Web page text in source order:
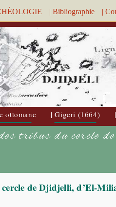
| Bibliographie |
ottomane | Gigeri (1664)
tribus du cercle
de Djidjelli, d’El-